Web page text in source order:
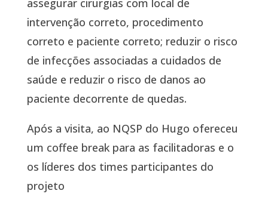
assegurar cirurgias com local de
intervenção correto, procedimento
correto e paciente correto; reduzir o risco
de infecções associadas a cuidados de
saúde e reduzir o risco de danos ao
paciente decorrente de quedas.
Após a visita, ao NQSP do Hugo ofereceu
um coffee break para as facilitadoras e o
os líderes dos times participantes do
projeto